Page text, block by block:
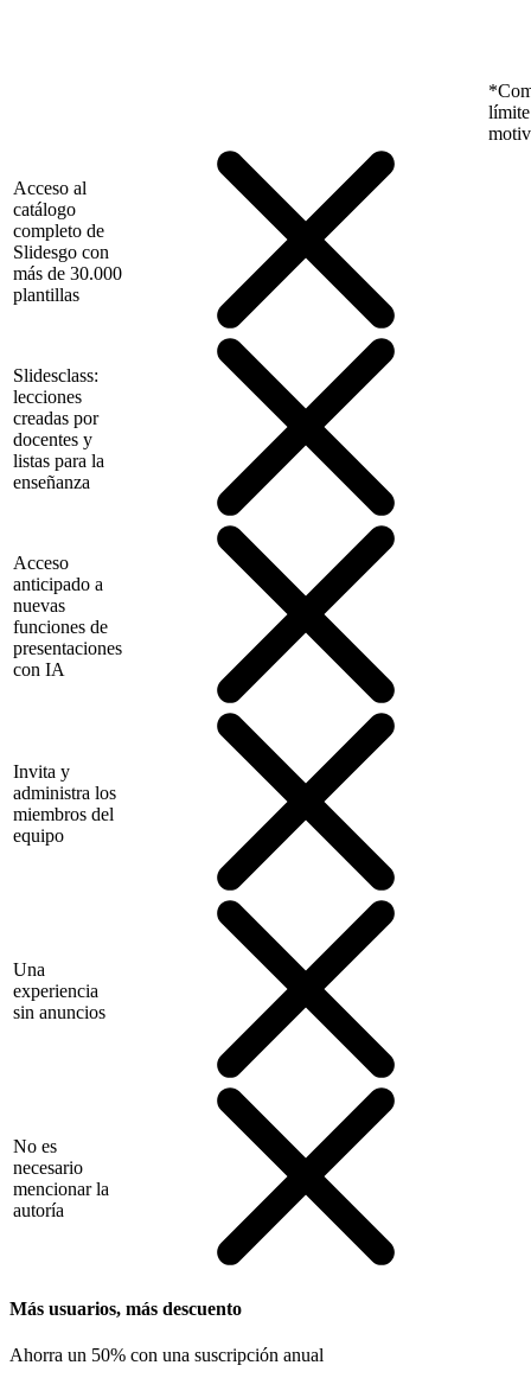
límite
Acceso al
catálogo
completo de
Slidesgo con
más de 30.000
plantillas
Slidesclass:
lecciones
creadas por
docentes y
listas para la
enseñanza
Acceso
anticipado a
nuevas
funciones de
presentaciones
con IA
Invita y
administra los
miembros del
equipo
Una
experiencia
sin anuncios
No es
necesario
mencionar la
autoría
Más usuarios, más descuento
Ahorra un 50% con una suscripción anual